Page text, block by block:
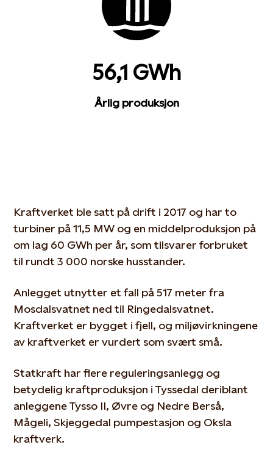
56,1 GWh
Årlig produksjon
Kraftverket ble satt på drift i 2017 og har to
turbiner på 11,5 MW og en middelproduksjon på
om lag 60 GWh per år, som tilsvarer forbruket
til rundt 3 000 norske husstander.
Anlegget utnytter et fall på 517 meter fra
Mosdalsvatnet ned til Ringedalsvatnet.
Kraftverket er bygget i fjell, og miljøvirkningene
av kraftverket er vurdert som svært små.
Statkraft har flere reguleringsanlegg og
betydelig kraftproduksjon i Tyssedal deriblant
anleggene Tysso II, Øvre og Nedre Berså,
Mågeli, Skjeggedal pumpestasjon og Oksla
kraftverk.